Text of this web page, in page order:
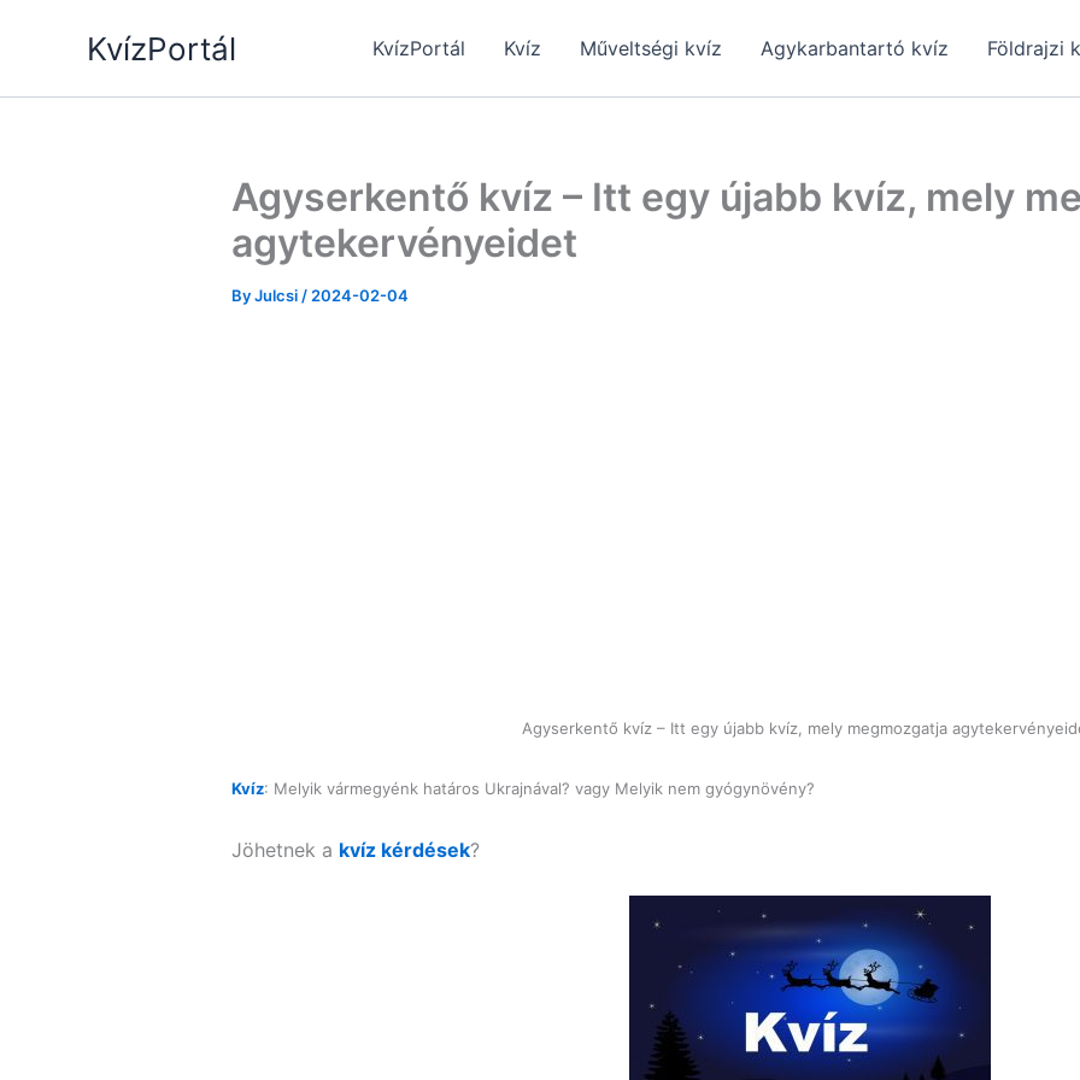
KvízPortál KvízPortál Kvíz Műveltségi kvíz Agykarbantartó kvíz Földrajzi
Agyserkentő kvíz – Itt egy újabb kvíz, mely
agytekervényeidet
ByJulcsi / 2024-02-04
Agyserkentő kvíz – Itt egy újabb kvíz, mely megmozgatja
Kvíz: Melyik vármegyénk határos Ukrajnával? vagy Melyik nem gyógynövény?
Jöhetnek a kvíz kérdések?